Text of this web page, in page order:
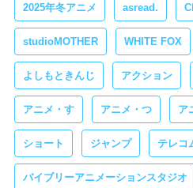
2025年冬アニメ asread.
studioMOTHER WHITE FOX
よしもときんじ アクション
アニメ・す アニメ・つ ア
ショート ジャンプ テレコ
バイブリーアニメーションスタジオ